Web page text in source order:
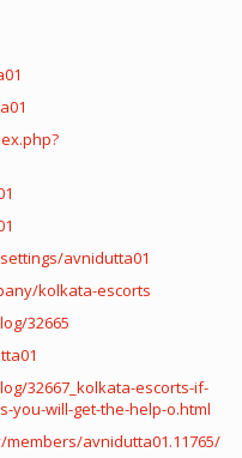
avnidutta01
kolkata-escorts
32665
32667_kolkata-escorts-if-
you-will-get-the-help-o.html
avnidutta01.11765/